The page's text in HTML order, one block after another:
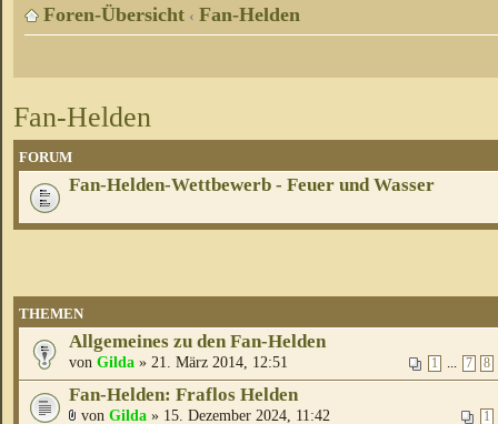
Foren-Übersicht ‹ Fan-Helden
Fan-Helden
FORUM
Fan-Helden-Wettbewerb - Feuer und Wasser
THEMEN
Allgemeines zu den Fan-Helden
1 ... 7 8
von Gilda » 21. März 2014, 12:51
Fan-Helden: Fraflos Helden
1
von Gilda » 15. Dezember 2024, 11:42